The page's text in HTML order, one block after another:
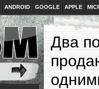
ANDROID GOOGLE APPLE
Два